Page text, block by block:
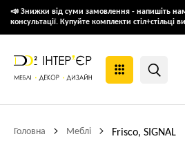
📣 Знижки від суми замовлення - напишіть
консультації. Купуйте комплекти стіл+стільці
Головна Меблі Frisco, SIGNAL